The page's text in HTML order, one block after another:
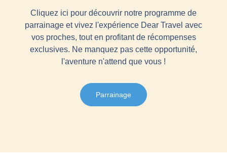
Cliquez ici pour découvrir notre programme de
parrainage et vivez l'expérience Dear Travel avec
vos proches, tout en profitant de récompenses
exclusives. Ne manquez pas cette opportunité,
l'aventure n'attend que vous !
Parrainage